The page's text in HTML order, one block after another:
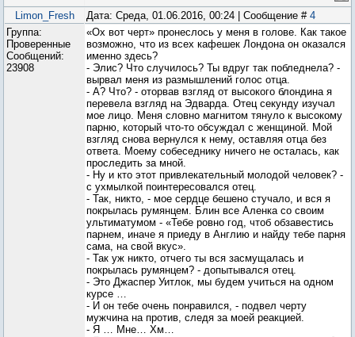
Limon_Fresh Дата: Среда, 01.06.2016, 00:24 | Сообщение # 4
Группа:
Проверенные
Сообщений:
23908
«Ох вот черт» пронеслось у меня в голове. Как такое
возможно, что из всех кафешек Лондона он оказался
именно здесь?
- Элис? Что случилось? Ты вдруг так побледнела? -
вырвал меня из размышлений голос отца.
- А? Что? - оторвав взгляд от высокого блондина я
перевела взгляд на Эдварда. Отец секунду изучал
мое лицо. Меня словно магнитом тянуло к высокому
парню, который что-то обсуждал с женщиной. Мой
взгляд снова вернулся к нему, оставляя отца без
ответа. Моему собеседнику ничего не осталась, как
проследить за мной.
- Ну и кто этот привлекательный молодой человек? -
с ухмылкой поинтересовался отец.
- Так, никто, - мое сердце бешено стучало, и вся я
покрылась румянцем. Блин все Аленка со своим
ультиматумом - «Тебе ровно год, чтоб обзавестись
парнем, иначе я приеду в Англию и найду тебе парня
сама, на свой вкус».
- Так уж никто, отчего ты вся засмущалась и
покрылась румянцем? - допытывался отец.
- Это Джаспер Уитлок, мы будем учиться на одном
курсе …
- И он тебе очень понравился, - подвел черту
мужчина на против, следя за моей реакцией.
- Я … Мне… Хм…